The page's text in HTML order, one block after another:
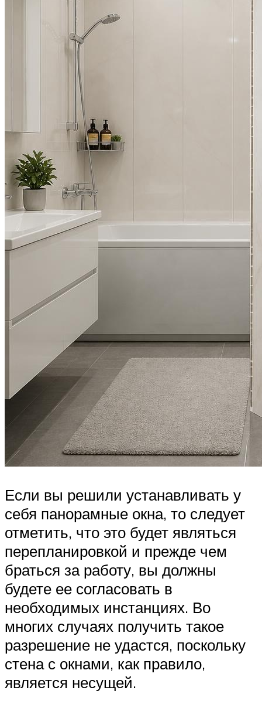
Если вы решили устанавливать у
себя панорамные окна, то следует
отметить, что это будет являться
перепланировкой и прежде чем
браться за работу, вы должны
будете ее согласовать в
необходимых инстанциях. Во
многих случаях получить такое
разрешение не удастся, поскольку
стена с окнами, как правило,
является несущей.